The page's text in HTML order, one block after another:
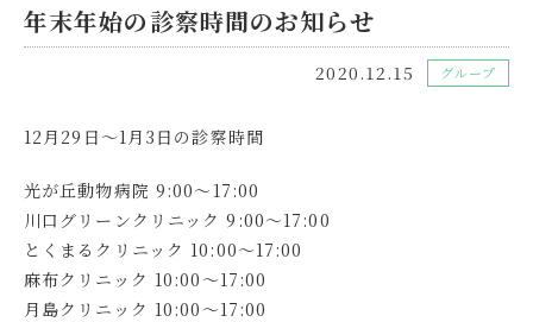
年末年始の診察時間のお知らせ
2020.12.15 グループ
12月29日～1月3日の診察時間
光が丘動物病院 9:00～17:00
川口グリーンクリニック 9:00～17:00
とくまるクリニック 10:00～17:00
麻布クリニック 10:00～17:00
月島クリニック 10:00～17:00